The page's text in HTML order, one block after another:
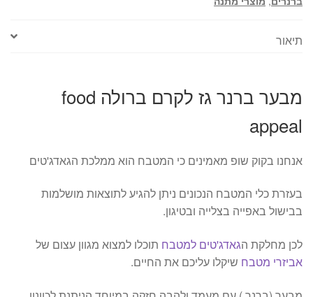
תיאור
מבער ברנר גז לקרם ברולה food
appeal
אנחנו בקוק שופ מאמינים כי המטבח הוא ממלכת הגאדג'טים
בעזרת כלי המטבח הנכונים ניתן להגיע לתוצאות מושלמות
בבישול באפייה בצלייה ובטיגון.
לכן מחלקת הגאדג'טים למטבח תוכלו למצוא מגוון עצום של
אביזרי מטבח שיקלו עליכם את החיים.